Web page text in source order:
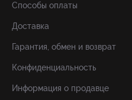
Способы оплаты
Доставка
Гарантия, обмен и возврат
Конфиденциальность
Информация о продавце